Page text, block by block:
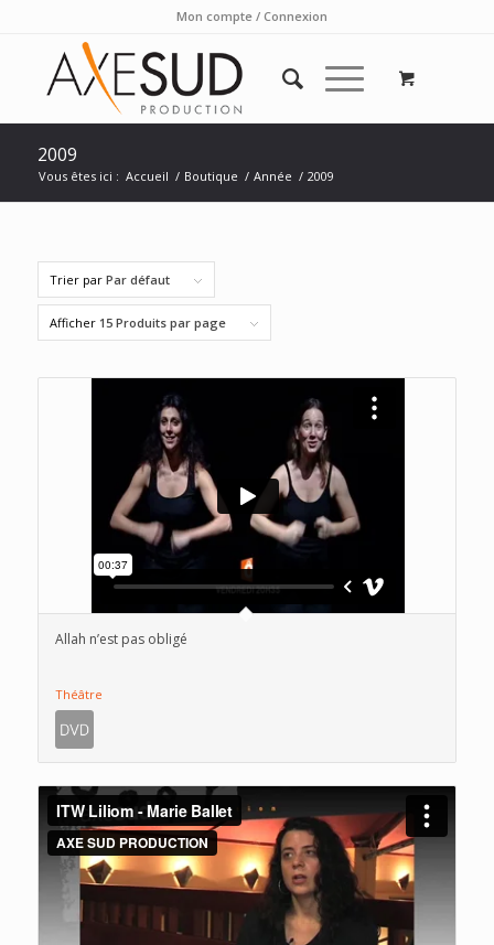
Mon compte / Connexion
2009
Vous êtes ici : Accueil / Boutique / Année / 2009
Trier par Par défaut
Afficher 15 Produits par page
Allah n’est pas obligé
Théâtre